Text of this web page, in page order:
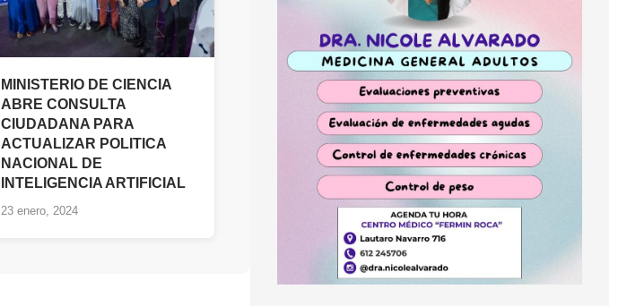
MINISTERIO DE CIENCIA
ABRE CONSULTA
CIUDADANA PARA
ACTUALIZAR POLITICA
NACIONAL DE
INTELIGENCIA ARTIFICIAL
23 enero, 2024